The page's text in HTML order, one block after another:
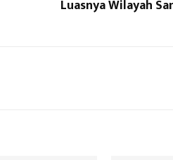
Luasnya Wilayah